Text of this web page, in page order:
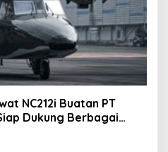
NC212i Buatan PT
Dukung Berbagai